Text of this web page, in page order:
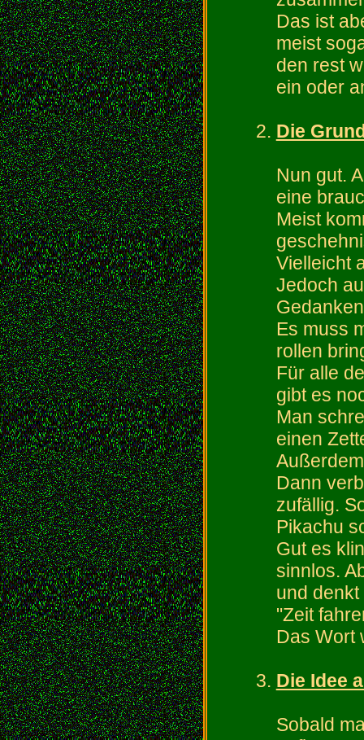
Das ist
meist
den rest
ein oder
Die
Nun gut.
eine
Meist
Vielleicht
Jedoch
Es muss
rollen
Für alle
gibt es
Man
einen
Dann
zufällig.
Pikachu
Gut es
sinnlos.
und
"Zeit
Das Wort
Die Idee
Sobald